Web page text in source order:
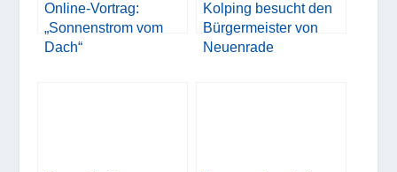
Online-Vortrag:
„Sonnenstrom vom
Dach“
Kolping besucht den
Bürgermeister von
Neuenrade